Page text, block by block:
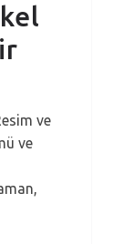
ve
ve